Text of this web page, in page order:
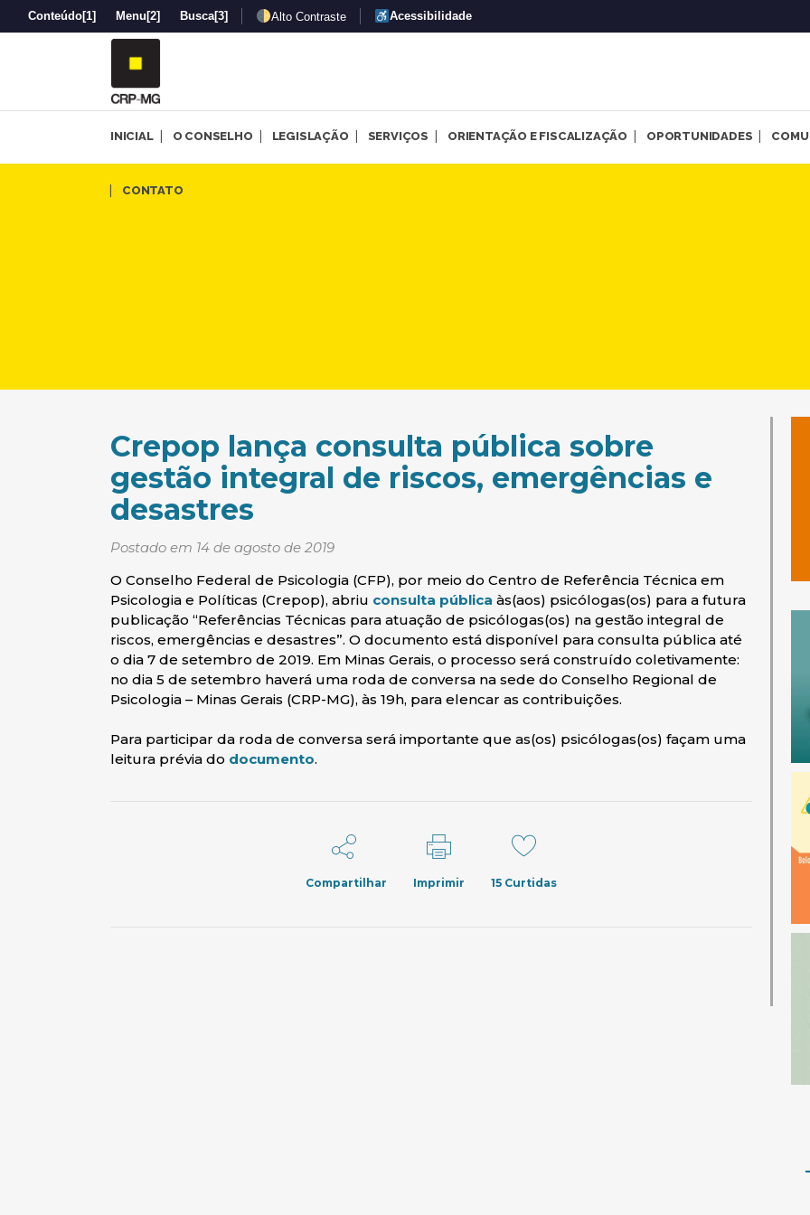
Conteúdo[1] Menu [2] Busca[3] Alto Contraste Acessibilidade
INICIAL O CONSELHO LEGISLAÇÃO SERVIÇOS ORIENTAÇÃO E FISCALIZAÇÃO OPORTUNIDADES
CONTATO
Crepop lança consulta pública sobre gestão integral de
Crepop lança consulta pública sobre
gestão integral de riscos, emergências e
desastres
Postado em 14 de agosto de 2019
O Conselho Federal de Psicologia (CFP), por meio do Centro de Referência Técnica em
Psicologia e Políticas (Crepop), abriu consulta pública (abre em nova janela)
às(aos) psicólogas(os) para a futura
publicação “Referências Técnicas para atuação de psicólogas(os) na gestão integral de
riscos, emergências e desastres”. O documento está disponível para consulta pública até
o dia 7 de setembro de 2019. Em Minas Gerais, o processo será construído coletivamente:
no dia 5 de setembro haverá uma roda de conversa na sede do Conselho Regional de
Psicologia – Minas Gerais (CRP-MG), às 19h, para elencar as contribuições.
Para participar da roda de conversa será importante que as(os) psicólogas(os) façam uma
leitura prévia do documento(abre em nova janela)
.
Compartilhar Imprimir 15 Curtidas